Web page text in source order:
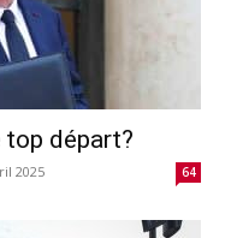
départ?
2025 64